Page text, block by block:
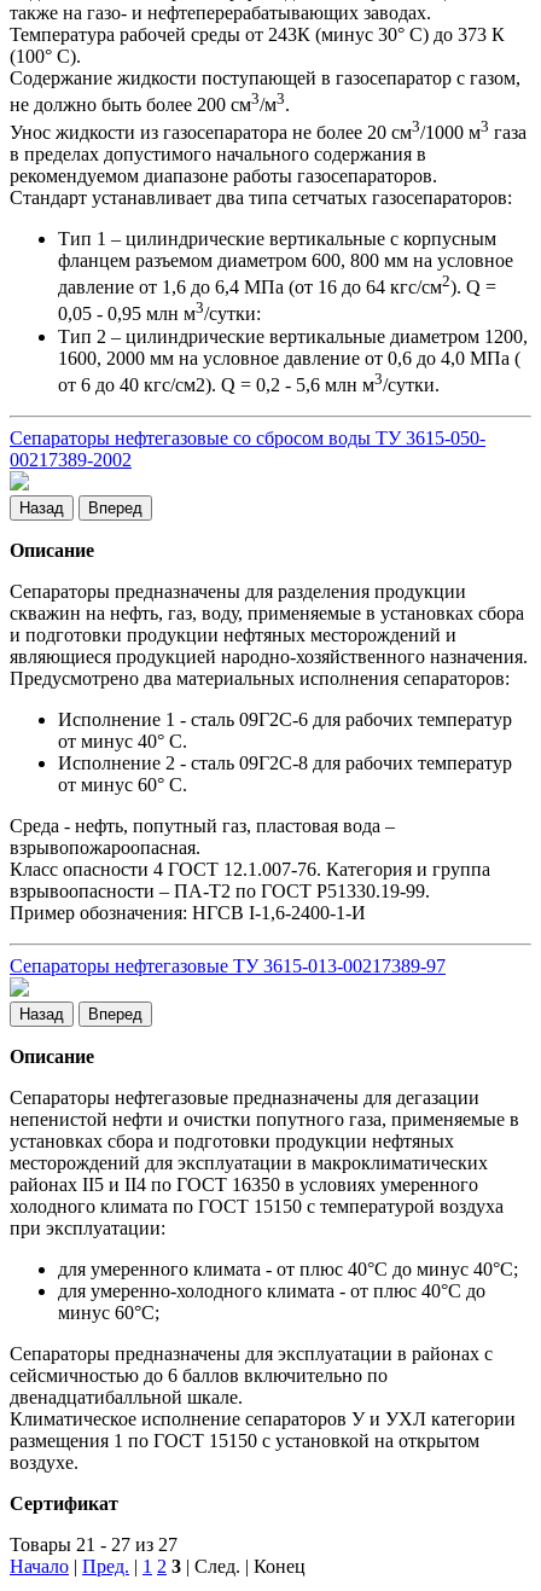
также на газо- и нефтеперерабатывающих заводах.
Температура рабочей среды от 243К (минус 30° С) до 373 К
(100° С).
Содержание жидкости поступающей в газосепаратор с газом,
не должно быть более 200 см3/м3.
Унос жидкости из газосепаратора не более 20 см3/1000 м3 газа
в пределах допустимого начального содержания в
рекомендуемом диапазоне работы газосепараторов.
Стандарт устанавливает два типа сетчатых газосепараторов:
Тип 1 – цилиндрические вертикальные с корпусным
фланцем разъемом диаметром 600, 800 мм на условное
давление от 1,6 до 6,4 МПа (от 16 до 64 кгс/см2). Q =
0,05 - 0,95 млн м3/сутки:
Тип 2 – цилиндрические вертикальные диаметром 1200,
1600, 2000 мм на условное давление от 0,6 до 4,0 МПа (
от 6 до 40 кгс/см2). Q = 0,2 - 5,6 млн м3/сутки.
Сепараторы нефтегазовые со сбросом воды ТУ 3615-050-
00217389-2002
Назад Вперед
Описание
Сепараторы предназначены для разделения продукции
скважин на нефть, газ, воду, применяемые в установках сбора
и подготовки продукции нефтяных месторождений и
являющиеся продукцией народно-хозяйственного назначения.
Предусмотрено два материальных исполнения сепараторов:
Исполнение 1 - сталь 09Г2С-6 для рабочих температур
от минус 40° С.
Исполнение 2 - сталь 09Г2С-8 для рабочих температур
от минус 60° С.
Среда - нефть, попутный газ, пластовая вода –
взрывопожароопасная.
Класс опасности 4 ГОСТ 12.1.007-76. Категория и группа
взрывоопасности – ПА-Т2 по ГОСТ Р51330.19-99.
Пример обозначения: НГСВ I-1,6-2400-1-И
Сепараторы нефтегазовые ТУ 3615-013-00217389-97
Назад Вперед
Описание
Сепараторы нефтегазовые предназначены для дегазации
непенистой нефти и очистки попутного газа, применяемые в
установках сбора и подготовки продукции нефтяных
месторождений для эксплуатации в макроклиматических
районах II5 и II4 по ГОСТ 16350 в условиях умеренного
холодного климата по ГОСТ 15150 с температурой воздуха
при эксплуатации:
для умеренного климата - от плюс 40°С до минус 40°С;
для умеренно-холодного климата - от плюс 40°С до
минус 60°С;
Сепараторы предназначены для эксплуатации в районах с
сейсмичностью до 6 баллов включительно по
двенадцатибалльной шкале.
Климатическое исполнение сепараторов У и УХЛ категории
размещения 1 по ГОСТ 15150 с установкой на открытом
воздухе.
Сертификат
Товары 21 - 27 из 27
Начало | Пред. | 1 2 3 | След. | Конец